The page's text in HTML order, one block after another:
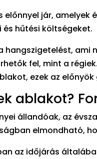
előnnyel jár,
hűtési költségeket.
hangszigetelést,
fel, mint a
ezek az
ablakot?
állandóak, az
elmondható,
az időjárás